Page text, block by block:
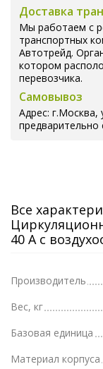
Доставка
Мы работаем с
транспортных
Автотрейд.
котором
перевозчика.
Самовывоз
Адрес: г.Москва,
предварительно
Все
40 А с
Производитель
Вес, кг
Базовая единица
Материал корпуса